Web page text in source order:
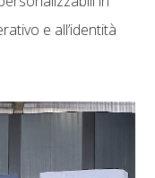
e all’identità